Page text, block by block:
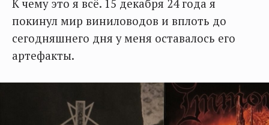
К чему это я всё. 15 декабря 24 года я
покинул мир виниловодов и вплоть до
сегодняшнего дня у меня оставалось его
артефакты.